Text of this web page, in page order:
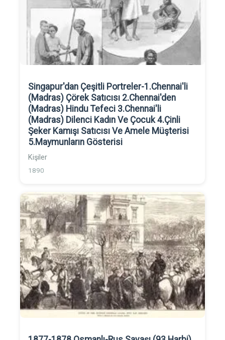
Singapur'dan Çeşitli Portreler-1.Chennai'li
(Madras) Çörek Satıcısı 2.Chennai'den
(Madras) Hindu Tefeci 3.Chennai'li
(Madras) Dilenci Kadın Ve Çocuk 4.Çinli
Şeker Kamışı Satıcısı Ve Amele Müşterisi
5.Maymunların Gösterisi
Kişiler
1890